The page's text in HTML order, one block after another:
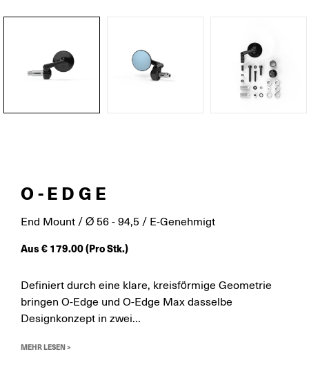
O-EDGE
End Mount / Ø 56 - 94,5 / E-Genehmigt
Aus€ 179.00(Pro Stk.)
Definiert durch eine klare, kreisförmige Geometrie
bringen O-Edge und O-Edge Max dasselbe
Designkonzept in zwei...
MEHR LESEN >